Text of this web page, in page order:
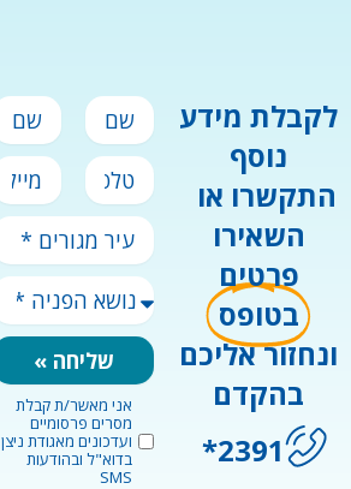
לקבלת מידע
נוסף
התקשרו או
השאירו
פרטים
בטופס
ונחזור אליכם
בהקדם
2391*
שם
פרטי
שם
משפחה
טלפון
מייל
עיר
מגורים
נושא
הפניה
marketingConsent
אני מאשר/ת קבלת
מסרים פרסומיים
ועדכונים מאגודת ניצן
בדוא"ל ובהודעות
SMS
שליחה »